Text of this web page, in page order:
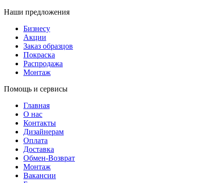
Наши предложения
Бизнесу
Акции
Заказ образцов
Покраска
Распродажа
Монтаж
Помощь и сервисы
Главная
О нас
Контакты
Дизайнерам
Оплата
Доставка
Обмен-Возврат
Монтаж
Вакансии